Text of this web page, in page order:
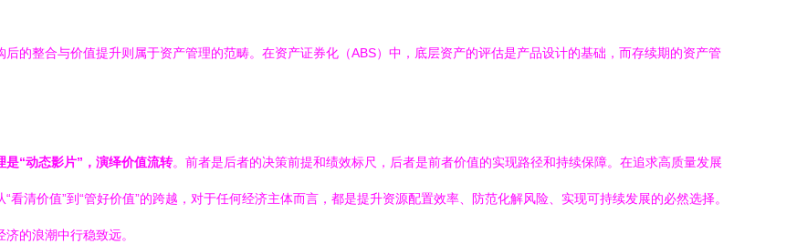
后的整合与价值提升则属于资产管理的范畴。在资产证券化（ABS）中，底层资产的评估是产品设计的基础，而存续期的资产管
“动态影片”，演绎价值流转。前者是后者的决策前提和绩效标尺，后者是前者价值的实现路径和持续保障。在追求高质量发展
清价值”到“管好价值”的跨越，对于任何经济主体而言，都是提升资源配置效率、防范化解风险、实现可持续发展的必然选择。
的浪潮中行稳致远。